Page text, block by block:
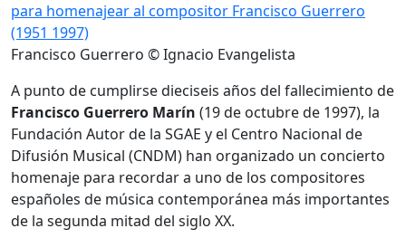
Francisco Guerrero © Ignacio Evangelista
A punto de cumplirse dieciseis años del fallecimiento de
Francisco Guerrero Marín (19 de octubre de 1997), la
Fundación Autor de la SGAE y el Centro Nacional de
Difusión Musical (CNDM) han organizado un concierto
homenaje para recordar a uno de los compositores
españoles de música contemporánea más importantes
de la segunda mitad del siglo XX.